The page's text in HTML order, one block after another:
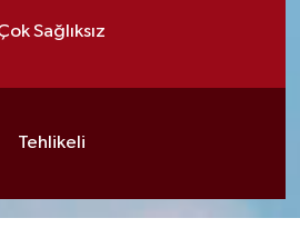
Sağlıksız
Tehlikeli